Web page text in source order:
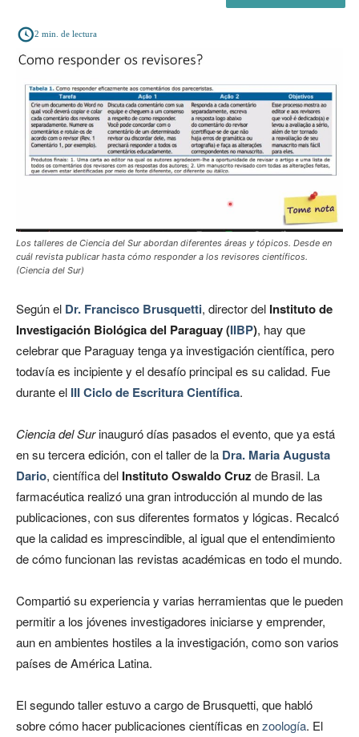
2 min. de lectura
Los talleres de Ciencia del Sur abordan diferentes áreas y tópicos. Desde en
cuál revista publicar hasta cómo responder a los revisores científicos.
(Ciencia del Sur)
Según el Dr. Francisco Brusquetti, director del Instituto de
Investigación Biológica del Paraguay (IIBP), hay que
celebrar que Paraguay tenga ya investigación científica, pero
todavía es incipiente y el desafío principal es su calidad. Fue
durante el III Ciclo de Escritura Científica.
Ciencia del Surinauguró días pasados el evento, que ya está
en su tercera edición, con el taller de la Dra. Maria Augusta
Dario, científica del Instituto Oswaldo Cruz de Brasil. La
farmacéutica realizó una gran introducción al mundo de las
publicaciones, con sus diferentes formatos y lógicas. Recalcó
que la calidad es imprescindible, al igual que el entendimiento
de cómo funcionan las revistas académicas en todo el mundo.
Compartió su experiencia y varias herramientas que le pueden
permitir a los jóvenes investigadores iniciarse y emprender,
aun en ambientes hostiles a la investigación, como son varios
países de América Latina.
El segundo taller estuvo a cargo de Brusquetti, que habló
sobre cómo hacer publicaciones científicas enzoología. El